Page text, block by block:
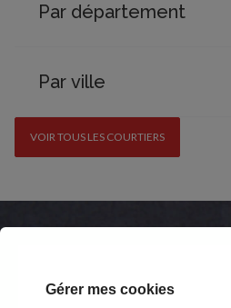
Par département
Par ville
VOIR TOUS LES COURTIERS
Gérer mes cookies